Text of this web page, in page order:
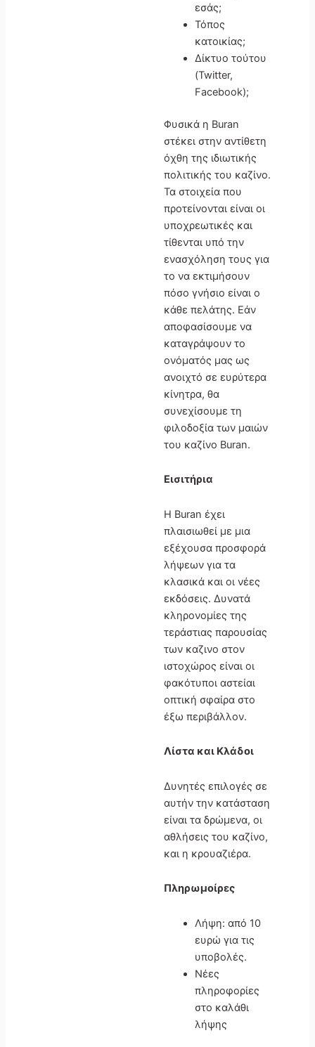
εσάς;
Τόπος
κατοικίας;
Δίκτυο τούτου
(Twitter,
Facebook);
Φυσικά η Buran
στέκει στην αντίθετη
όχθη της ιδιωτικής
πολιτικής του καζίνο.
Τα στοιχεία που
προτείνονται είναι οι
υποχρεωτικές και
τίθενται υπό την
ενασχόληση τους για
το να εκτιμήσουν
πόσο γνήσιο είναι ο
κάθε πελάτης. Εάν
αποφασίσουμε να
καταγράψουν το
ονόματός μας ως
ανοιχτό σε ευρύτερα
κίνητρα, θα
συνεχίσουμε τη
φιλοδοξία των μαιών
του καζίνο Buran.
Εισιτήρια
Η Buran έχει
πλαισιωθεί με μια
εξέχουσα προσφορά
λήψεων για τα
κλασικά και οι νέες
εκδόσεις. Δυνατά
κληρονομίες της
τεράστιας παρουσίας
των καζινο στον
ιστοχώρος είναι οι
φακότυποι αστείαι
οπτική σφαίρα στο
έξω περιβάλλον.
Λίστα και Κλάδοι
Δυνητές επιλογές σε
αυτήν την κατάσταση
είναι τα δρώμενα, οι
αθλήσεις του καζίνο,
και η κρουαζιέρα.
Πληρωμοίρες
Λήψη: από 10
ευρώ για τις
υποβολές.
Νέες
πληροφορίες
στο καλάθι
λήψης